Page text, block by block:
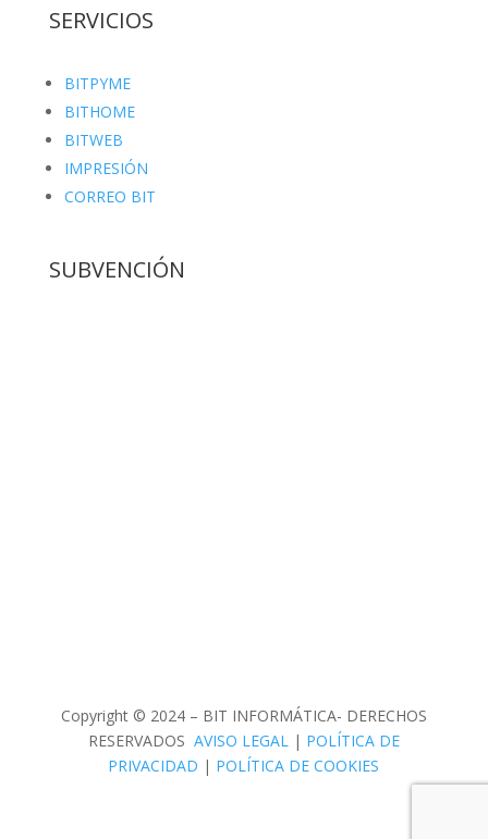
SERVICIOS
BITPYME
BITHOME
BITWEB
IMPRESIÓN
CORREO BIT
SUBVENCIÓN
Copyright © 2024 – BIT INFORMÁTICA- DERECHOS
RESERVADOS AVISO LEGAL| POLÍTICA DE
PRIVACIDAD | POLÍTICA DE COOKIES